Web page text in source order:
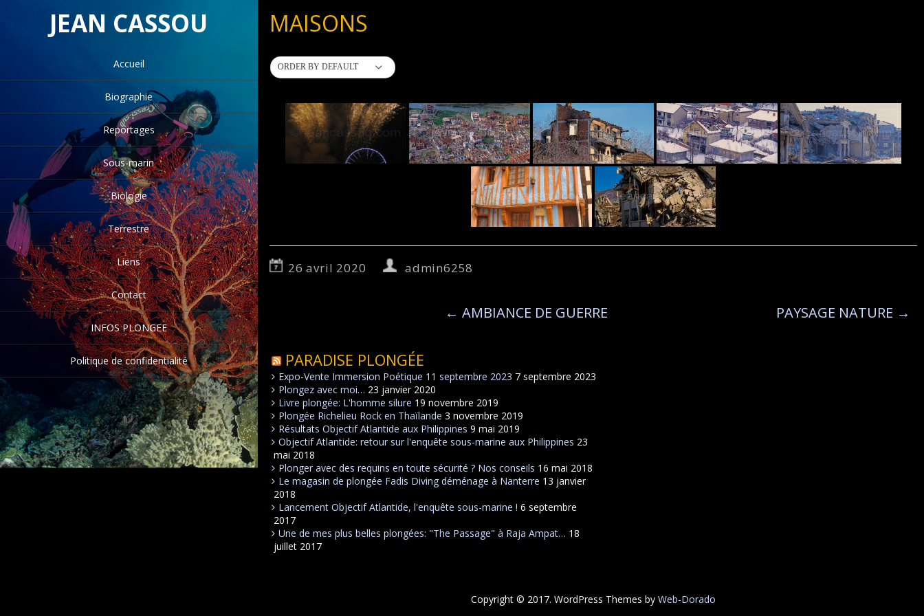
JEAN CASSOU
Accueil
Biographie
Reportages
Sous-marin
Biologie
Terrestre
Liens
Contact
INFOS PLONGEE
Politique de confidentialité
MAISONS
ORDER BY DEFAULT
26 avril 2020 admin6258
← AMBIANCE DE GUERRE PAYSAGE NATURE →
PARADISE PLONGÉE
Expo-Vente Immersion Poétique 11 septembre 2023 7 septembre 2023
Plongez avec moi… 23 janvier 2020
Livre plongée: L'homme silure 19 novembre 2019
Plongée Richelieu Rock en Thaïlande 3 novembre 2019
Résultats Objectif Atlantide aux Philippines 9 mai 2019
Objectif Atlantide: retour sur l'enquête sous-marine aux Philippines 23
mai 2018
Plonger avec des requins en toute sécurité ? Nos conseils 16 mai 2018
Le magasin de plongée Fadis Diving déménage à Nanterre 13 janvier
2018
Lancement Objectif Atlantide, l'enquête sous-marine ! 6 septembre
2017
Une de mes plus belles plongées: "The Passage" à Raja Ampat… 18
juillet 2017
Copyright © 2017. WordPress Themes byWeb-Dorado